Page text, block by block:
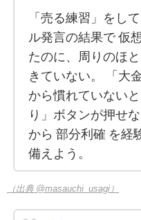
「売る練習」をし
ル発言の結果で 仮
たのに、周りのほ
きていない。 「大
から慣れていない
り」ボタンが押せ
から 部分利確 を経
備えよう。
（出典 @masauchi_usagi）